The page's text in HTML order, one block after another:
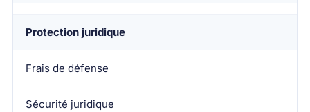
Protection juridique
Frais de défense
Sécurité juridique